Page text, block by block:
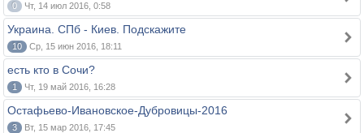
0 Чт, 14 июл 2016, 0:58
Украина. СПб - Киев. Подскажите
10 Ср, 15 июн 2016, 18:11
есть кто в Сочи?
1 Чт, 19 май 2016, 16:28
Остафьево-Ивановское-Дубровицы-2016
3 Вт, 15 мар 2016, 17:45